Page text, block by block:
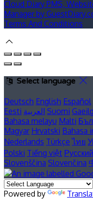
Cloud Diary PMS,
Manager by
Terms And Conditions
Select language
Deutsch English Español
Eesti العربية Suomi
Bahasa melayu Malti
Magyar Hrvatski Bahasa
Nederlands Türkçe ไทย
Polski Tiếng việt Русский
Slovenščina Slovenčina
Powered by